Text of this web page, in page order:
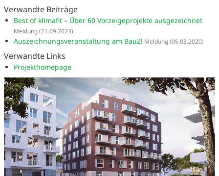
Verwandte Beiträge
Best of klimafit – Über 60 Vorzeigeprojekte ausgezeichnet
Meldung(21.09.2023)
Auszeichnungsveranstaltung am BauZ! Meldung(05.03.2020)
Verwandte Links
Projekthomepage